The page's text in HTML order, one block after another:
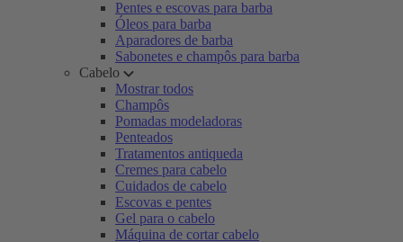
Pentes e escovas para barba
Óleos para barba
Aparadores de barba
Sabonetes e champôs para barba
Cabelo
Mostrar todos
Champôs
Pomadas modeladoras
Penteados
Tratamentos antiqueda
Cremes para cabelo
Cuidados de cabelo
Escovas e pentes
Gel para o cabelo
Máquina de cortar cabelo